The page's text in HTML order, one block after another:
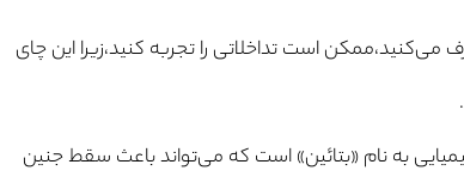
است تداخلاتی را تجربه کنید،زیرا این چای
به نام «بتائین» است که می‌تواند باعث سقط جنین